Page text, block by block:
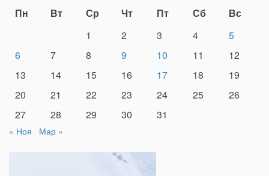
Пн Вт Ср Чт Пт Сб
Вс
1
2 3 4
5
6
7 8 9 10 11
12
13
14 15 16 17 18
19
20
21 22 23 24 25
26
27
28 29 30 31
« Ноя Мар »